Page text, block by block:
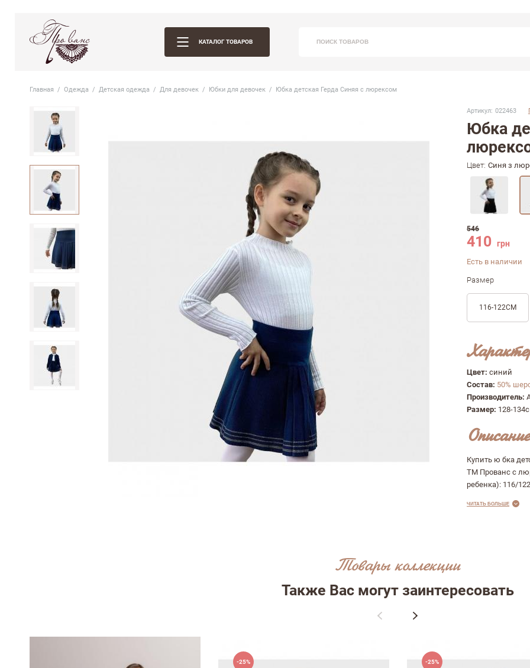
КАТАЛОГ ТОВАРОВ ПОИСК ТОВАРОВ
Главная Одежда Детская одежда Для девочек Юбки для девочек Юбка детская Герда Синяя с люрексом
Юбка
Артикул: 022463
Цвет: Синя з
546
410 грн
Есть в наличии
Размер
116-122СМ
Цвет:синий
Состав: 50%
Производитель:
Размер: 128-
Описание
Купить ю бка
ТМ Прованс с
ребенка): 116/
ЧИТАТЬ БОЛЬШЕ
Товары коллекции
Также Вас могут заинтересовать
-25% -25%